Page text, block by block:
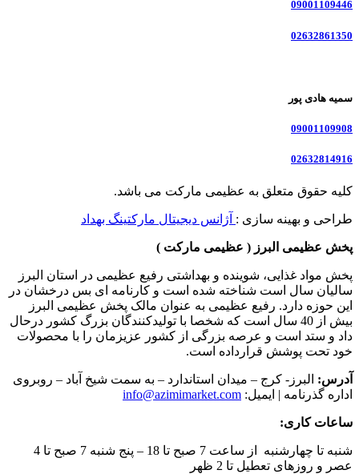
09001109446
02632861350
سمیه هادی پور
09001109908
02632814916
کلیه حقوق متعلق به عظیمی مارکت می باشد.
طراحی و بهینه سازی : آژانس دیجیتال مارکتینگ بهداد
پخش عظیمی البرز ( عظیمی مارکت )
پخش مواد غذایی، شوینده و بهداشتی رفیع عظیمی در استان البرز
سالیان سال است شناخته شده است و کارنامه ای بس درخشان در
این حوزه دارد. رفیع عظیمی به عنوان مالک پخش عظیمی البرز
بیش از 40 سال است که شخصا با تولیدکنندگان بزرگ کشور درحال
داد و ستد است و عرصه بزرگی از کشور عزیزمان را با محصولات
خود تحت پوشش قرارداده است.
آدرس: البرز- کرج – میدان استاندارد – به سمت شیخ آباد – روبروی
اداره گذرنامه | ایمیل: info@azimimarket.com
ساعات کاری:
شنبه تا چهارشنبه از ساعت 7 صبح تا 18 – پنج شنبه 7 صبح تا 4
عصر و روزهای تعطیل تا 2 ظهر